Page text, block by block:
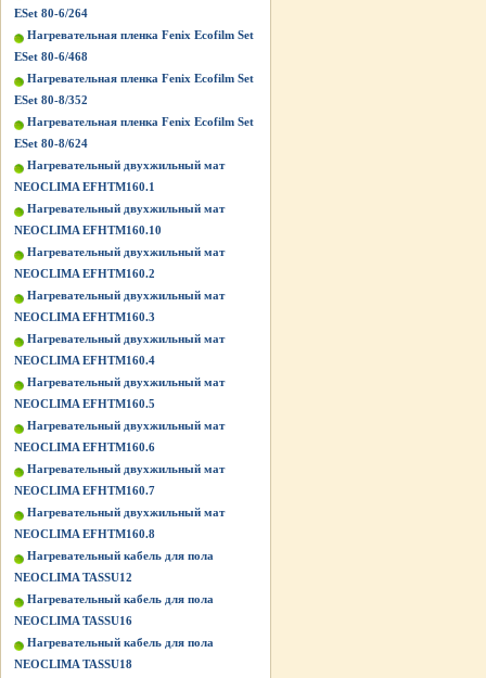
ESet 80-6/264
Нагревательная пленка Fenix Ecofilm Set
ESet 80-6/468
Нагревательная пленка Fenix Ecofilm Set
ESet 80-8/352
Нагревательная пленка Fenix Ecofilm Set
ESet 80-8/624
Нагревательный двухжильный мат
NEOCLIMA EFHTM160.1
Нагревательный двухжильный мат
NEOCLIMA EFHTM160.10
Нагревательный двухжильный мат
NEOCLIMA EFHTM160.2
Нагревательный двухжильный мат
NEOCLIMA EFHTM160.3
Нагревательный двухжильный мат
NEOCLIMA EFHTM160.4
Нагревательный двухжильный мат
NEOCLIMA EFHTM160.5
Нагревательный двухжильный мат
NEOCLIMA EFHTM160.6
Нагревательный двухжильный мат
NEOCLIMA EFHTM160.7
Нагревательный двухжильный мат
NEOCLIMA EFHTM160.8
Нагревательный кабель для пола
NEOCLIMA TASSU12
Нагревательный кабель для пола
NEOCLIMA TASSU16
Нагревательный кабель для пола
NEOCLIMA TASSU18